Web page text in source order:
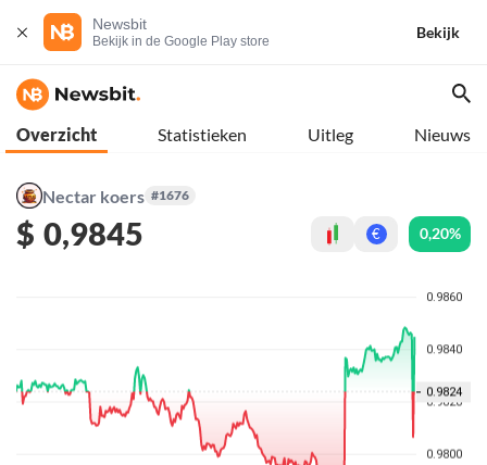
Newsbit
Bekijk in de Google Play store
Bekijk
Overzicht Statistieken Uitleg Nieuws
Nectar koers #1676
$ 0,9845 € 0,20%